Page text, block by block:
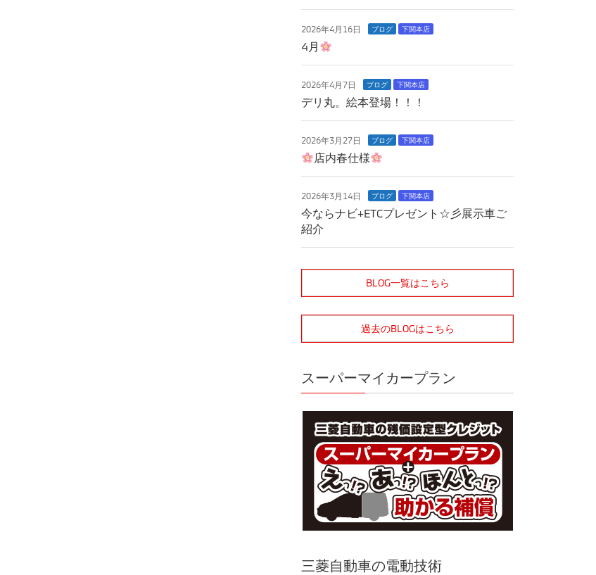
2026年4月16日 ブログ 下関本店
4月
2026年4月7日 ブログ 下関本店
デリ丸。絵本登場！！！
2026年3月27日 ブログ 下関本店
店内春仕様
2026年3月14日 ブログ 下関本店
今ならナビ+ETCプレゼント☆彡展示車ご
紹介
BLOG一覧はこちら
過去のBLOGはこちら
スーパーマイカープラン
三菱自動車の電動技術